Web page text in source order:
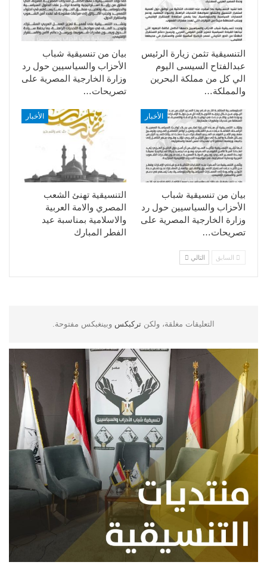
بيان من تنسيقية شباب
الأحزاب والسياسيين حول رد
وزارة الخارجية المصرية على
تصريحات…
التنسيقية تثمن زيارة الرئيس
عبدالفتاح السيسى اليوم
الي كل من مملكة البحرين
والمملكة…
الأخبار
التنسيقية تهنئ الشعب
المصري والامة العربية
والاسلامية بمناسبة عيد
الفطر المبارك
الأخبار
بيان من تنسيقية شباب
الأحزاب والسياسيين حول رد
وزارة الخارجية المصرية على
تصريحات…
السابق التالي
التعليقات مغلقة، ولكن تركبكس وبينغبكس مفتوحة.